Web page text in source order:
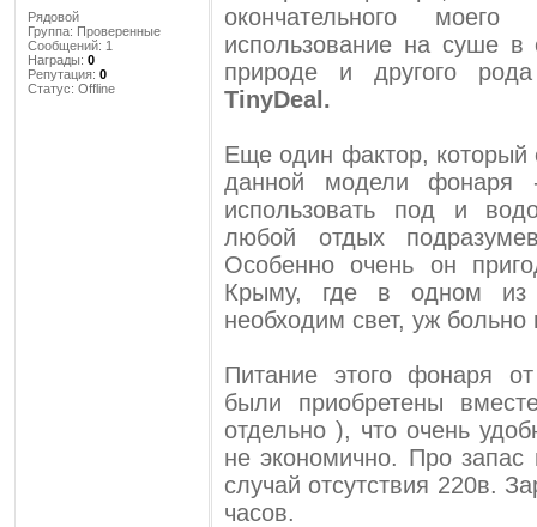
Рядовой
Группа: Проверенные
Сообщений: 1
Награды: 0
Репутация: 0
Статус: Offline
окончательного
использование на суше в
природе и другого
TinyDeal.
Еще один фактор, который
данной модели
использовать под и
любой отдых
Особенно очень он
Крыму, где в одном
необходим свет, уж
Питание этого фонаря
были приобретены
отдельно ), что очень
не экономично. Про запас
случай отсутствия 220в.
часов.